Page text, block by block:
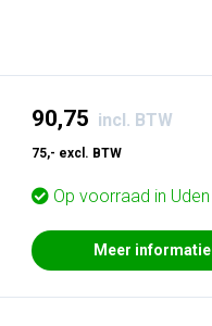
90,75 incl. BTW
75,- excl. BTW
Op voorraad in Uden
Meer informatie